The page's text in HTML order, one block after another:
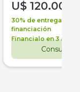
U$ 120.000
30% de entrega +
financiación
Financialo en 3 años
Consultar